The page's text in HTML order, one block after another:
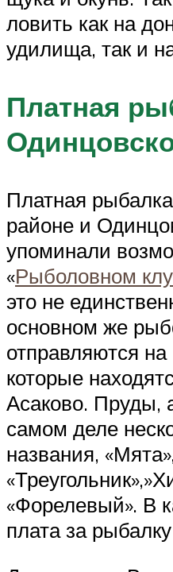
ловить как на
удилища, так и
Платная
Платная
районе и
упоминали
«Рыболовном
это не
основном же
отправляются
которые
Асаково. Пруды,
самом деле
названия,
«Форелевый». В
плата за